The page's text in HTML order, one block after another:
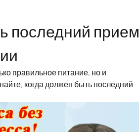
последний прием
правильное питание, но и
когда должен быть последний